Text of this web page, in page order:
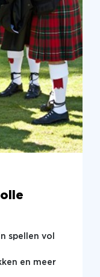
spellen vol
en meer